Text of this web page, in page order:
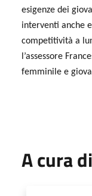
esigenze dei
interventi anche
competitività a
l’assessore
femminile e
A cura di